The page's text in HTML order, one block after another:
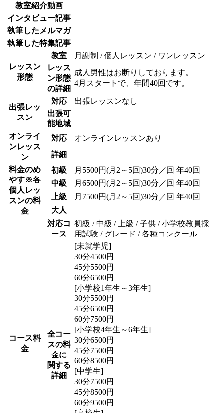
教室紹介動画
インタビュー記事
執筆したメルマガ
執筆した特集記事
レッスン
形態
教室
月謝制 / 個人レッスン / ワンレッスン
レッス
ン形態
の詳細
成人男性はお断りしております。
4月スタートで、年間40回です。
出張レッ
スン
対応
出張レッスンなし
出張可
能地域
オンライ
ンレッス
ン
対応
オンラインレッスンあり
詳細
料金のめ
やす※各
個人レッ
スンの料
金
初級
月5500円(月2～5回)30分／回 年40回
中級
月6500円(月2～5回)30分／回 年40回
上級
月7500円(月2～5回)30分／回 年40回
大人
コース料
金
対応コ
ース
初級 / 中級 / 上級 / 子供 / 小学校教員採
用試験 / グレード / 各種コンクール
全コー
スの料
金に
関する
詳細
[未就学児]
30分4500円
45分5500円
60分6500円
[小学校1年生～3年生]
30分5500円
45分6500円
60分7500円
[小学校4年生～6年生]
30分6500円
45分7500円
60分8500円
[中学生]
30分7500円
45分8500円
60分9500円